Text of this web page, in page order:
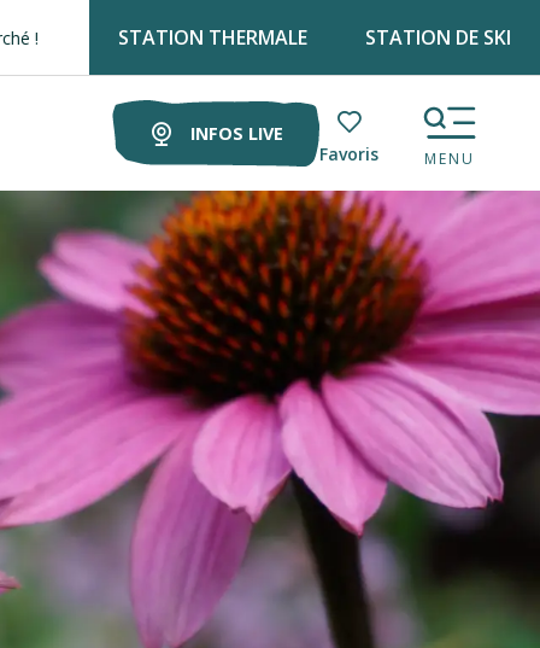
INFOS LIVE
Voir les favoris
STATION THERMALE STATION DE SKI
MENU